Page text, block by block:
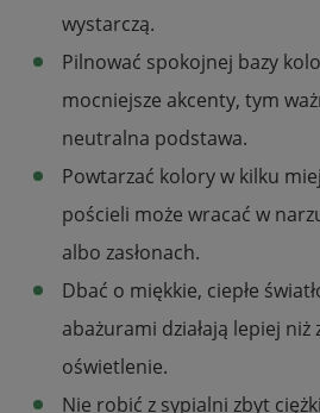
wystarczą.
Pilnować spokojnej bazy
mocniejsze akcenty, tym
neutralna podstawa.
Powtarzać kolory w kilku
pościeli może wracać w
albo zasłonach.
Dbać o miękkie, ciepłe
abażurami działają lepiej niż
oświetlenie.
Nie robić z sypialni zbyt